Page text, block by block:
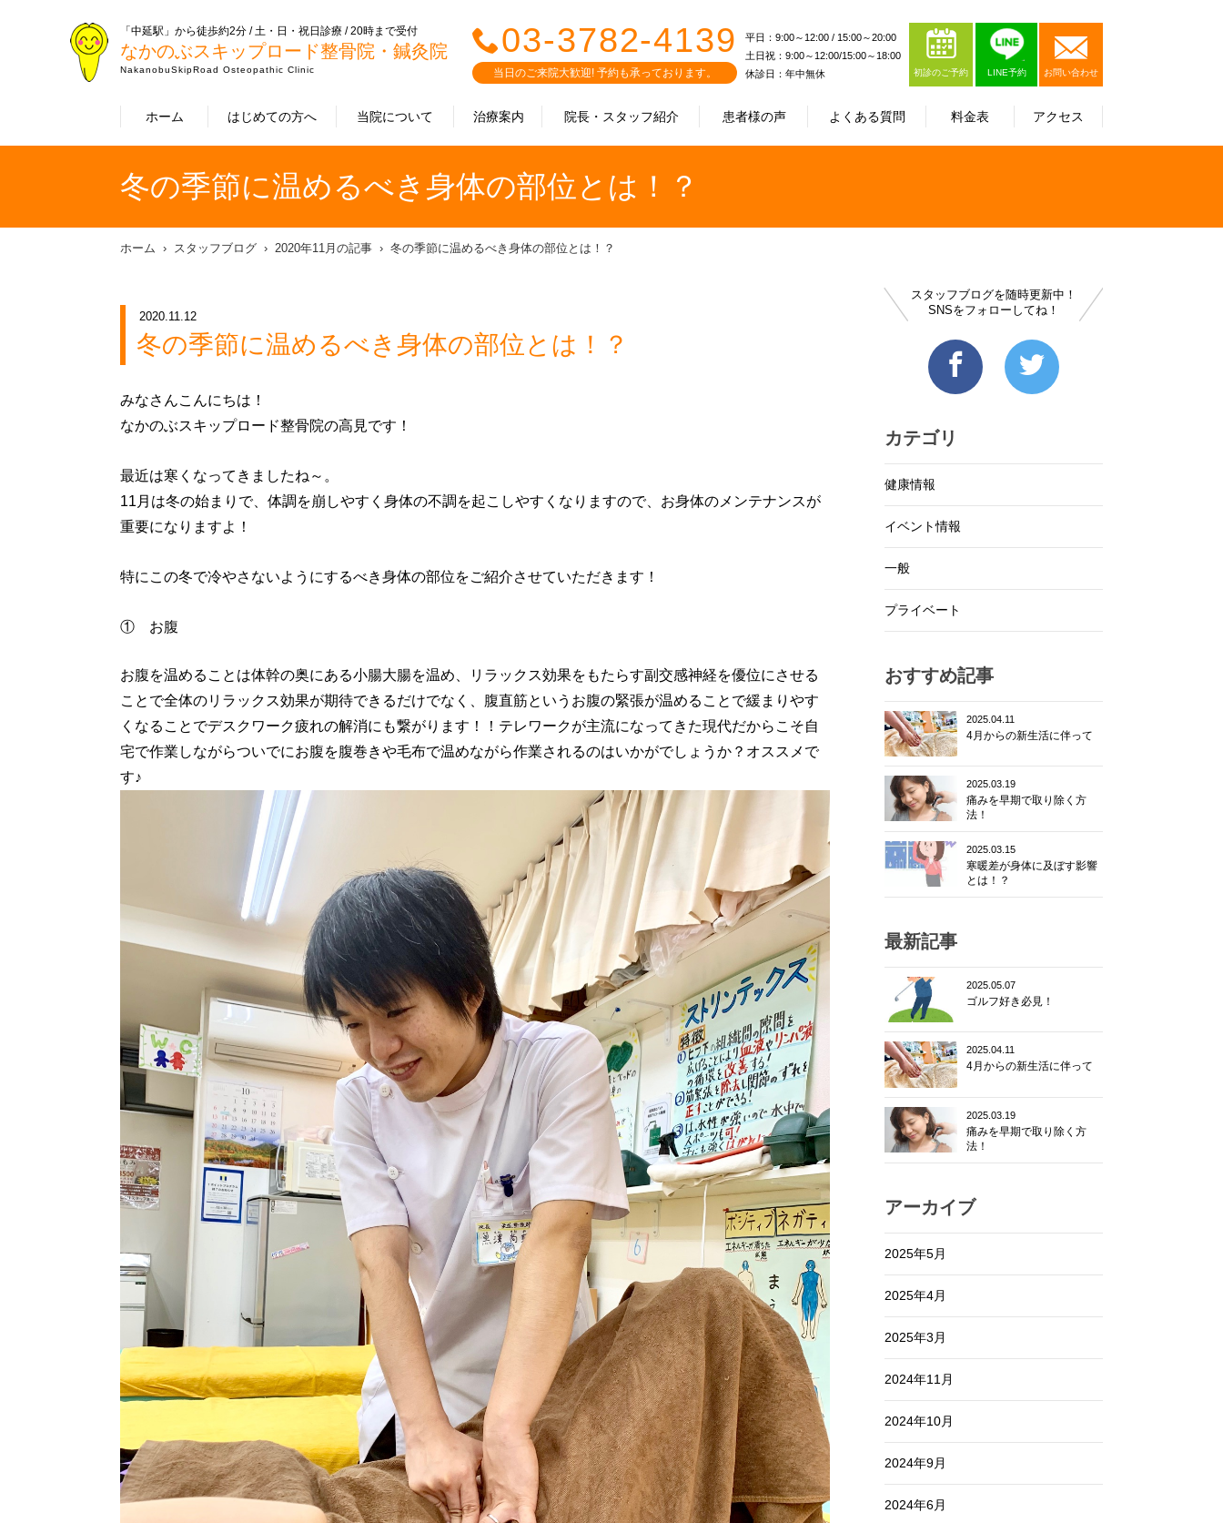
「中延駅」から徒歩約2分 / 土・日・祝日診療 / 20時まで受付
なかのぶスキップロード整骨院・鍼灸院
NakanobuSkipRoad Osteopathic Clinic
ホーム はじめての方へ 当院について 治療案内 院長・スタッフ紹介 患者様の声 よくある質問 料金表 アクセス
03-3782-4139
当日のご来院大歓迎! 予約も承っております。
平日：9:00～12:00 / 15:00～20:00
土日祝：9:00～12:00/15:00～18:00
休診日：年中無休
初診のご予約 LINE予約 お問い合わせ
冬の季節に温めるべき身体の部位とは！？
ホーム スタッフブログ 2020年11月の記事 冬の季節に温めるべき身体の部位とは！？
2020.11.12
冬の季節に温めるべき身体の部位とは！？
みなさんこんにちは！
なかのぶスキップロード整骨院の高見です！
最近は寒くなってきましたね～。
11月は冬の始まりで、体調を崩しやすく身体の不調を起こしやすくなりますので、お身体のメンテナンスが
重要になりますよ！
特にこの冬で冷やさないようにするべき身体の部位をご紹介させていただきます！
① お腹
お腹を温めることは体幹の奥にある小腸大腸を温め、リラックス効果をもたらす副交感神経を優位にさせる
ことで全体のリラックス効果が期待できるだけでなく、腹直筋というお腹の緊張が温めることで緩まりやす
くなることでデスクワーク疲れの解消にも繋がります！！テレワークが主流になってきた現代だからこそ自
宅で作業しながらついでにお腹を腹巻きや毛布で温めながら作業されるのはいかがでしょうか？オススメで
す♪
スタッフブログを随時更新中！
SNSをフォローしてね！
カテゴリ
健康情報
イベント情報
一般
プライベート
おすすめ記事
2025.04.11
4月からの新生活に伴って
2025.03.19
痛みを早期で取り除く方
法！
2025.03.15
寒暖差が身体に及ぼす影響
とは！？
最新記事
2025.05.07
ゴルフ好き必見！
2025.04.11
4月からの新生活に伴って
2025.03.19
痛みを早期で取り除く方
法！
アーカイブ
2025年5月
2025年4月
2025年3月
2024年11月
2024年10月
2024年9月
2024年6月